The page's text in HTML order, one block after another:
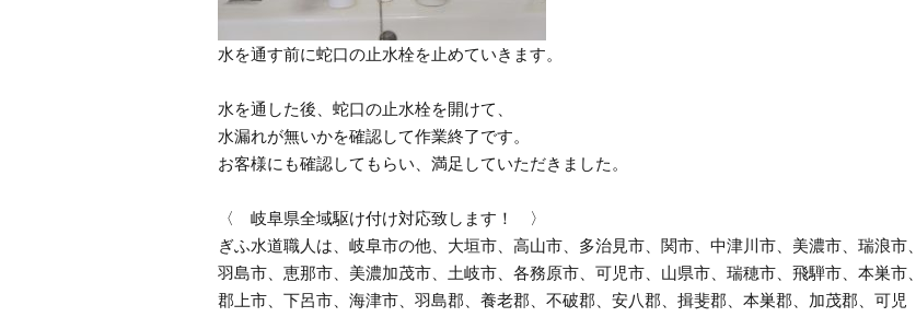
水を通す前に蛇口の止水栓を止めていきます。
水を通した後、蛇口の止水栓を開けて、
水漏れが無いかを確認して作業終了です。
お客様にも確認してもらい、満足していただきました。
〈 岐阜県全域駆け付け対応致します！ 〉
ぎふ水道職人は、岐阜市の他、大垣市、高山市、多治見市、関市、中津川市、美濃市、瑞浪市、
羽島市、恵那市、美濃加茂市、土岐市、各務原市、可児市、山県市、瑞穂市、飛騨市、本巣市、
郡上市、下呂市、海津市、羽島郡、養老郡、不破郡、安八郡、揖斐郡、本巣郡、加茂郡、可児